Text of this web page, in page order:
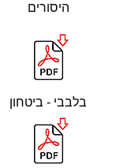
היסורים
בלבבי - ביטחון